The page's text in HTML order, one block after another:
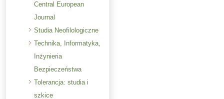
Central European
Journal
Studia Neofilologiczne
Technika, Informatyka,
Inżynieria
Bezpieczeństwa
Tolerancja: studia i
szkice